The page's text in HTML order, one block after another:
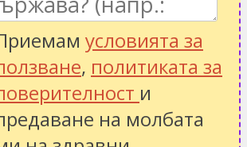
условията за
, политиката за
и
на молбата